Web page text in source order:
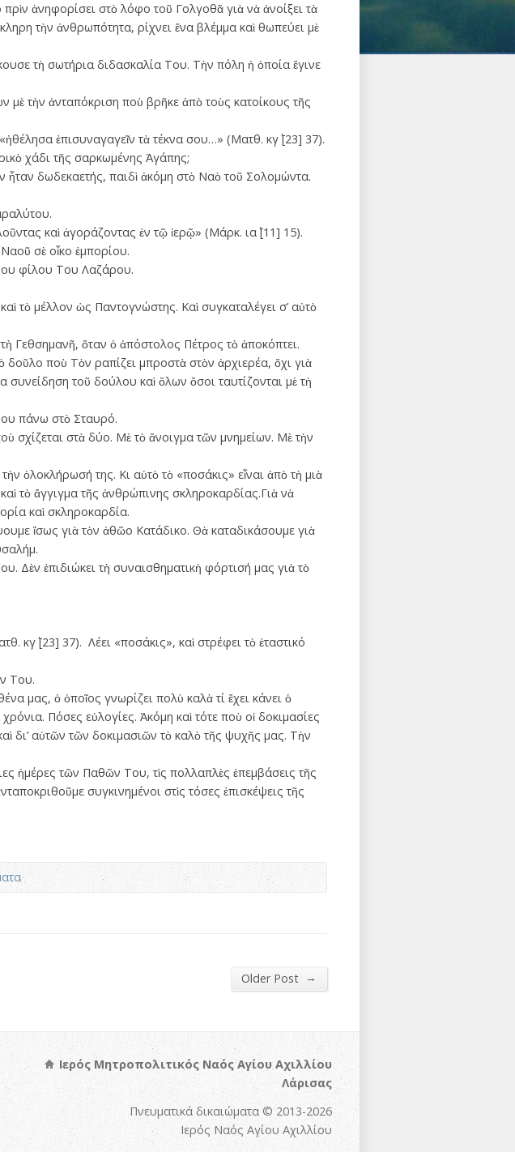
ἀνηφορίσει στὸ λόφο τοῦ Γολγοθᾶ γιὰ νὰ ἀνοίξει τὰ
τὴν ἀνθρωπότητα, ρίχνει ἕνα βλέµµα καὶ θωπεύει µὲ
τὴ σωτήρια διδασκαλία Του. Τὴν πόλη ἡ ὁποία ἔγινε
τὴν ἀνταπόκριση ποὺ βρῆκε ἀπὸ τοὺς κατοίκους τῆς
ἐπισυναγαγεῖν τὰ τέκνα σου…» (Ματθ. κγ΄ [23] 37).
χάδι τῆς σαρκωµένης Ἀγάπης;
δωδεκαετής, παιδὶ ἀκόµη στὸ Ναὸ τοῦ Σολοµώντα.
καὶ ἀγοράζοντας ἐν τῷ ἱερῷ» (Μάρκ. ια΄ [11] 15).
σὲ οἶκο ἐµπορίου.
φίλου Του Λαζάρου.
τὸ µέλλον ὡς Παντογνώστης. Καὶ συγκαταλέγει σ’ αὐτὸ
Γεθσηµανῆ, ὅταν ὁ ἀπόστολος Πέτρος τὸ ἀποκόπτει.
ποὺ Τὸν ραπίζει µπροστὰ στὸν ἀρχιερέα, ὄχι γιὰ
τοῦ δούλου καὶ ὅλων ὅσοι ταυτίζονται μὲ τὴ
πάνω στὸ Σταυρό.
στὰ δύο. Μὲ τὸ ἄνοιγµα τῶν µνηµείων. Μὲ τὴν
ὁ­­­λοκλήρωσή της. Κι αὐτὸ τὸ ­«ποσάκις» εἶναι ἀπὸ τὴ µιὰ
τὸ ἄγγιγµα τῆς ἀνθρώπινης σκληροκαρδίας.Γιὰ νὰ
καὶ σκληροκαρδία.
ἴσως γιὰ τὸν ἀθῶο Κατάδικο. Θὰ καταδικάσουµε γιὰ
ἐπιδιώκει τὴ συναισθηµατικὴ φόρτισή µας γιὰ τὸ
κγ΄ [23] 37). Λέει «ποσάκις», καὶ στρέφει τὸ ἐταστικό
Του.
μας, ὁ ὁποῖος γνωρίζει πολὺ καλὰ τί ἔ­­­χει κάνει ὁ
Πόσες εὐλογίες. Ἀκόµη καὶ τότε ποὺ οἱ δοκιµασίες
δι’ αὐτῶν τῶν δοκιµασιῶν τὸ καλὸ τῆς ψυχῆς µας. Τὴν
ἡ­­­­µέρες τῶν Παθῶν Του, τὶς ­πολλα­πλὲς ἐ­­­­­­πεµβάσεις τῆς
­συ­­γκι­νηµένοι στὶς τόσες ἐπισκέψεις τῆς
Older Post →
Ιερός Μητροπολιτικός Ναός Αγίου Αχιλλίου
Λάρισας
Πνευματικά δικαιώματα © 2013-2026
Ιερός Ναός Αγίου Αχιλλίου